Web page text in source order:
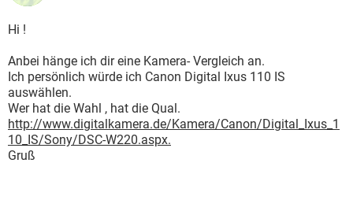
Hi !
Anbei hänge ich dir eine Kamera- Vergleich an.
Ich persönlich würde ich Canon Digital Ixus 110 IS
auswählen.
Wer hat die Wahl , hat die Qual.
http://www.digitalkamera.de/Kamera/Canon/Digital_Ixus_1
10_IS/Sony/DSC-W220.aspx.
Gruß